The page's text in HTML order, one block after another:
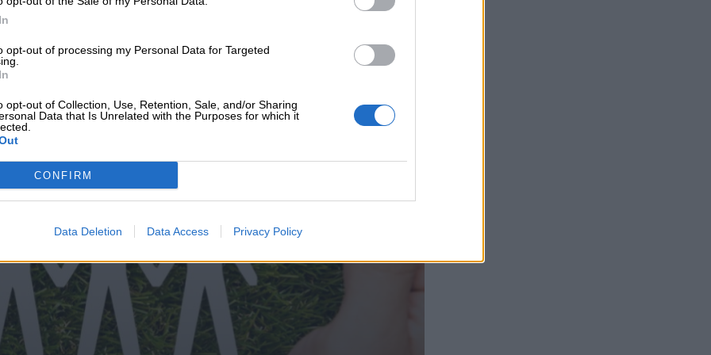
opt-out of processing my Personal Data for Targeted
opt-out of Collection, Use, Retention, Sale, and/or Sharing
Data that Is Unrelated with the Purposes for which it
CONFIRM
Data Deletion Data Access Privacy Policy
05.08.2026 - 12:11
ροή